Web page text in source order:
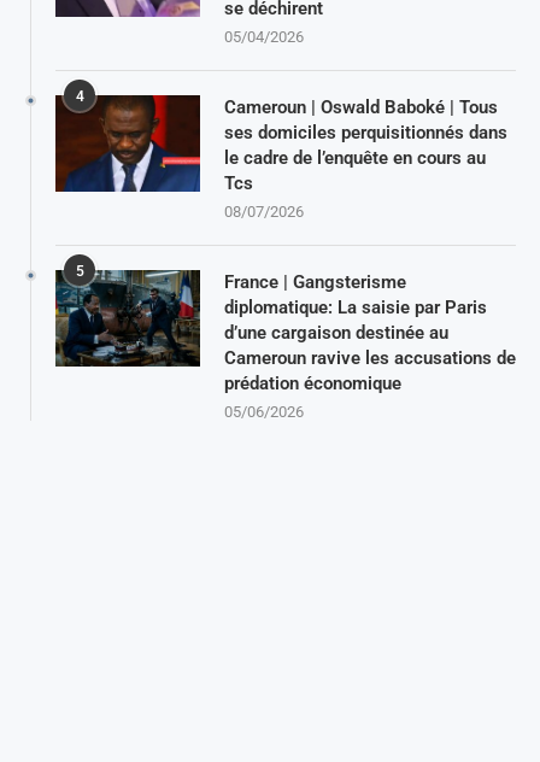
se déchirent
05/04/2026
4
Cameroun | Oswald Baboké | Tous
ses domiciles perquisitionnés dans
le cadre de l’enquête en cours au
Tcs
08/07/2026
5
France | Gangsterisme
diplomatique: La saisie par Paris
d’une cargaison destinée au
Cameroun ravive les accusations de
prédation économique
05/06/2026